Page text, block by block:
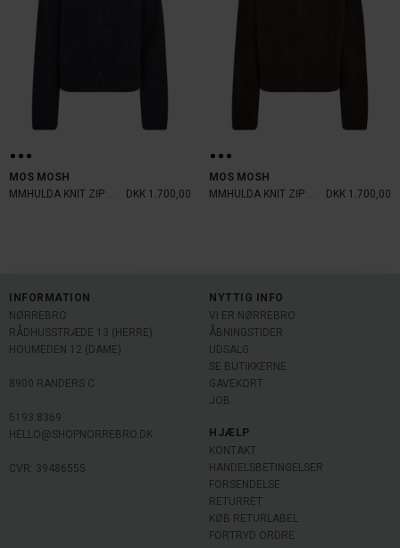
MOS MOSH
MMHULDA KNIT ZIP CARDIGAN NAVY
DKK 1.700,00
MOS MOSH
MMHULDA KNIT ZIP CARDIGAN DELICOSO
DKK 1.700,00
INFORMATION
NØRREBRO
RÅDHUSSTRÆDE 13 (HERRE)
HOUMEDEN 12 (DAME)
8900 RANDERS C
5193 8369
HELLO@SHOPNORREBRO.DK
CVR: 39486555
NYTTIG INFO
VI ER NØRREBRO
ÅBNINGSTIDER
UDSALG
SE BUTIKKERNE
GAVEKORT
JOB
HJÆLP
KONTAKT
HANDELSBETINGELSER
FORSENDELSE
RETURRET
KØB RETURLABEL
FORTRYD ORDRE